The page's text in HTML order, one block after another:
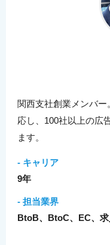
関西支社創業メンバ
応し、100社以上の広
ます。
- キャリア
9年
- 担当業界
BtoB、BtoC、EC、求